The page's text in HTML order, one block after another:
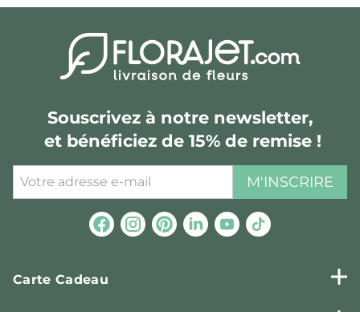
Souscrivez à notre newsletter,
et bénéficiez de 15% de remise !
M'INSCRIRE
Carte Cadeau